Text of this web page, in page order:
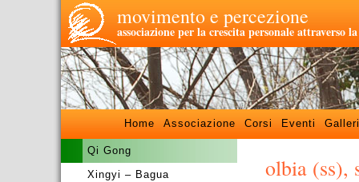
movimento e percezione
associazione per la crescita personale attraverso
Home Associazione Corsi Eventi
Qi Gong
Xingyi – Bagua
olbia (ss),